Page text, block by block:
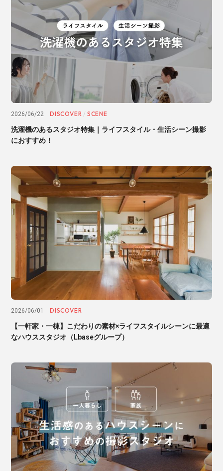
2026/06/22 DISCOVER /SCENE
洗濯機のあるスタジオ特集｜ライフスタイル・生活シーン撮影
におすすめ！
2026/06/01 DISCOVER
【一軒家・一棟】こだわりの素材×ライフスタイルシーンに最適
なハウススタジオ（Lbaseグループ）